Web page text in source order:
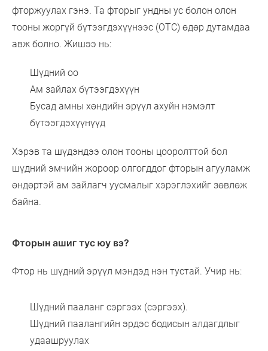
фторжуулах гэнэ. Та фторыг ундны ус болон олон
тооны жоргүй бүтээгдэхүүнээс (ОТС) өдөр дутамдаа
авж болно. Жишээ нь:
Шүдний оо
Ам зайлах бүтээгдэхүүн
Бусад амны хөндийн эрүүл ахуйн нэмэлт
бүтээгдэхүүнүүд
Хэрэв та шүдэндээ олон тооны цооролттой бол
шүдний эмчийн жороор олгогддог фторын агууламж
өндөртэй ам зайлагч уусмалыг хэрэглэхийг зөвлөж
байна.
Фторын ашиг тус юу вэ?
Фтор нь шүдний эрүүл мэндэд нэн тустай. Учир нь:
Шүдний пааланг сэргээх (сэргээх).
Шүдний паалангийн эрдэс бодисын алдагдлыг
удаашруулах